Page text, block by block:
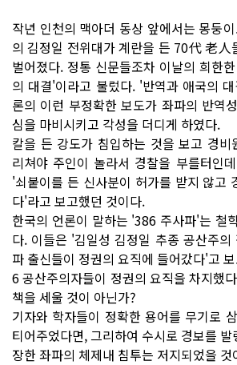
작년 인천의 맥아더 동상 앞에서는 몽둥
의 김정일 전위대가 계란을 든 70代 老人
벌어졌다. 정통 신문들조차 이날의 희한
의 대결'이라고 불렀다. '반역과 애국의
론의 이런 부정확한 보도가 좌파의 반역
심을 마비시키고 각성을 더디게 하였다.
칼을 든 강도가 침입하는 것을 보고 경
리쳐야 주인이 놀라서 경찰을 부를터인
'쇠붙이를 든 신사분이 허가를 받지 않고
다'라고 보고했던 것이다.
한국의 언론이 말하는 '386 주사파'는 철
다. 이들은 '김일성 김정일 추종 공산주
파 출신들이 정권의 요직에 들어갔다'고
6 공산주의자들이 정권의 요직을 차지했
책을 세울 것이 아닌가?
기자와 학자들이 정확한 용어를 무기로
티어주었다면, 그리하여 수시로 경보를
장한 좌파의 체제내 침투는 저지되었을 것